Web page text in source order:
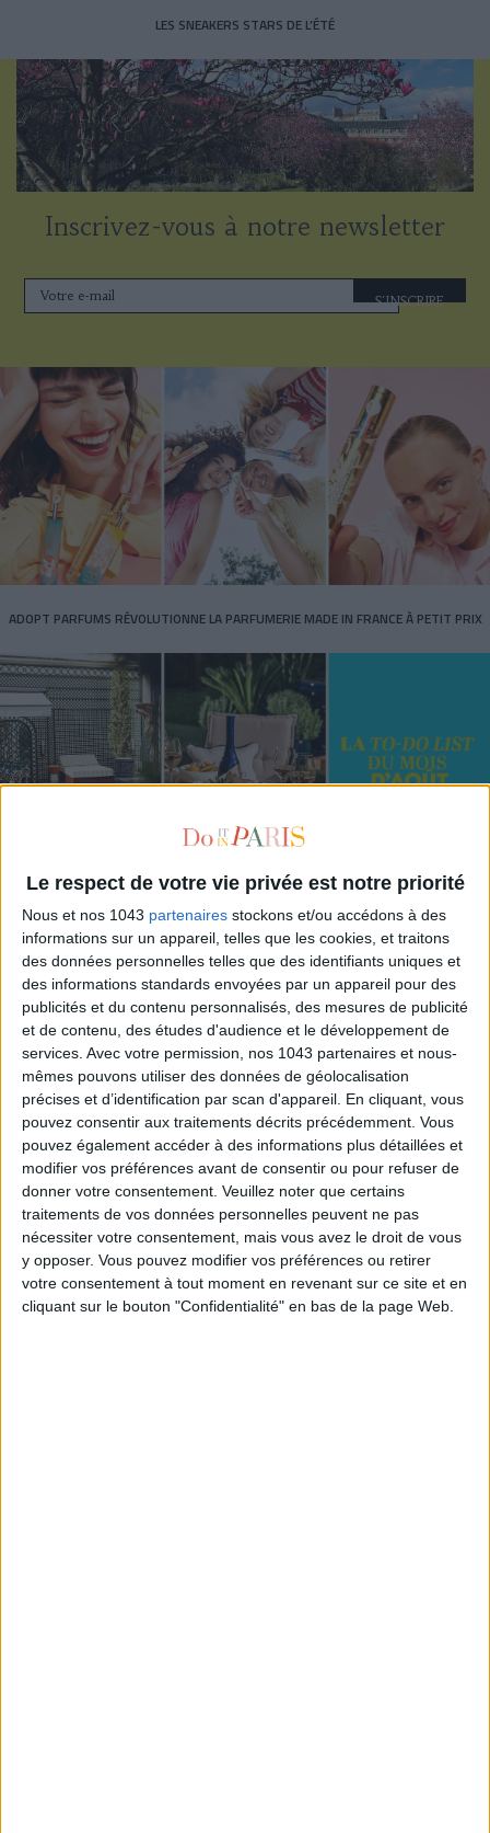
Le respect de votre vie privée est notre priorité
Nous et nos 1043 partenaires stockons et/ou accédons à des
informations sur un appareil, telles que les cookies, et traitons
des données personnelles telles que des identifiants uniques et
des informations standards envoyées par un appareil pour des
publicités et du contenu personnalisés, des mesures de publicité
et de contenu, des études d'audience et le développement de
services. Avec votre permission, nos 1043 partenaires et nous-
mêmes pouvons utiliser des données de géolocalisation
précises et d’identification par scan d'appareil. En cliquant, vous
pouvez consentir aux traitements décrits précédemment. Vous
pouvez également accéder à des informations plus détaillées et
modifier vos préférences avant de consentir ou pour refuser de
donner votre consentement. Veuillez noter que certains
traitements de vos données personnelles peuvent ne pas
nécessiter votre consentement, mais vous avez le droit de vous
y opposer. Vous pouvez modifier vos préférences ou retirer
votre consentement à tout moment en revenant sur ce site et en
cliquant sur le bouton "Confidentialité" en bas de la page Web.
LES SNEAKERS STARS DE L’ÉTÉ
Inscrivez-vous à notre newsletter
S'INSCRIRE
ADOPT PARFUMS RÉVOLUTIONNE LA PARFUMERIE MADE IN FRANCE À PETIT PRIX
TOUT CE QUE VOUS DEVEZ FAIRE À PARIS EN AOÛT
LES SPF 50 QUI DONNENT ENVIE DE SE TARTINER